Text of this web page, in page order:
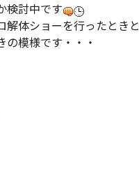
検討中です
体ショーを行ったときと
模様です・・・